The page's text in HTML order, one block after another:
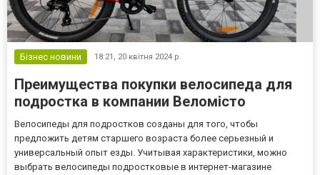
Бізнес новини 18:21, 20 квітня 2024 р.
Преимущества покупки велосипеда для
подростка в компании Веломісто
Велосипеды для подростков созданы для того, чтобы
предложить детям старшего возраста более серьезный и
универсальный опыт езды. Учитывая характеристики, можно
выбрать велосипеды подростковые в интернет-магазине